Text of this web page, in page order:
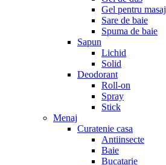
Gel pentru masaj
Sare de baie
Spuma de baie
Sapun
Lichid
Solid
Deodorant
Roll-on
Spray
Stick
Menaj
Curatenie casa
Antiinsecte
Baie
Bucatarie